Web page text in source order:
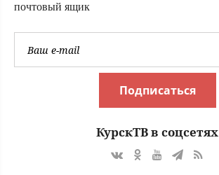
почтовый ящик
Подписаться
КурскТВ в соцсетях